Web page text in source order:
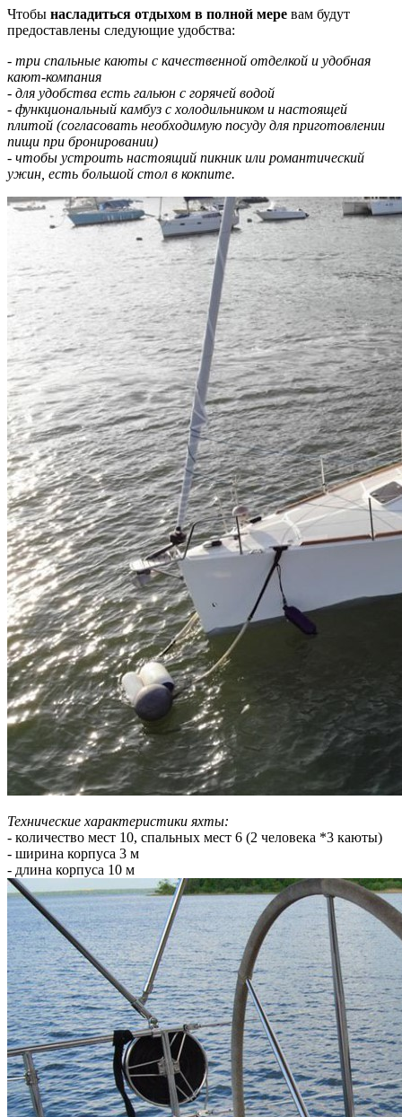
Чтобы насладиться отдыхом в полной мере вам будут
предоставлены следующие удобства:
- три спальные каюты с качественной отделкой и удобная
кают-компания
- для удобства есть гальюн с горячей водой
- функциональный камбуз с холодильником и настоящей
плитой (согласовать необходимую посуду для приготовлении
пищи при бронировании)
- чтобы устроить настоящий пикник или романтический
ужин, есть большой стол в кокпите.
Технические характеристики яхты:
- количество мест 10, спальных мест 6 (2 человека *3 каюты)
- ширина корпуса 3 м
- длина корпуса 10 м